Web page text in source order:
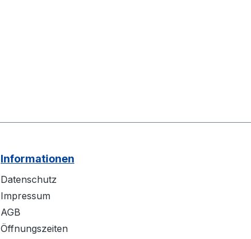
Informationen
Datenschutz
Impressum
AGB
Öffnungszeiten